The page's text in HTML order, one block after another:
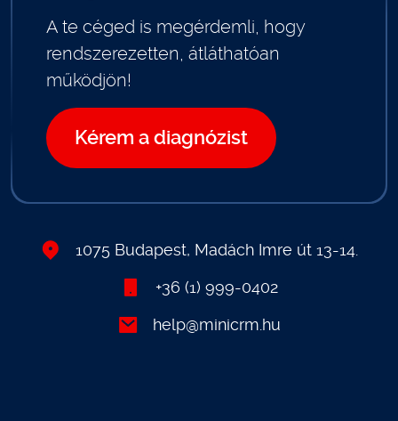
A te céged is megérdemli, hogy
rendszerezetten, átláthatóan
működjön!
Kérem a diagnózist
1075 Budapest, Madách Imre út 13-14.
+36 (1) 999-0402
help@minicrm.hu